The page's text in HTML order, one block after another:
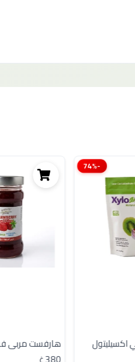
-74%
اكسيليتول
هارفست مربى